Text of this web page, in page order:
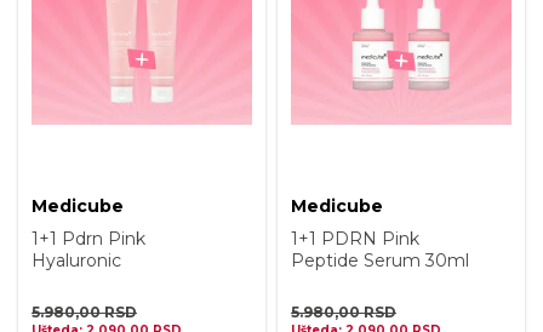
Medicube
1+1 Pdrn Pink
Hyaluronic
50ml
5.980,00RSD
Medicube
1+1 PDRN Pink
Peptide Serum 30ml
5.980,00RSD